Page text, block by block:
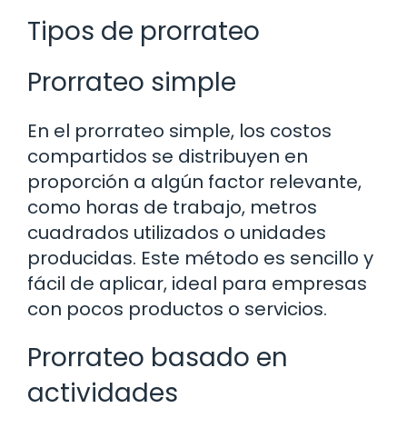
Tipos de prorrateo
Prorrateo simple
En el prorrateo simple, los costos
compartidos se distribuyen en
proporción a algún factor relevante,
como horas de trabajo, metros
cuadrados utilizados o unidades
producidas. Este método es sencillo y
fácil de aplicar, ideal para empresas
con pocos productos o servicios.
Prorrateo basado en
actividades